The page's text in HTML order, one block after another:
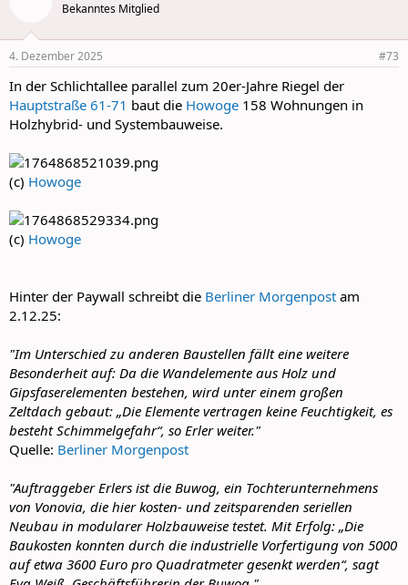
s
Bekanntes Mitglied
4. Dezember 2025 #73
In der Schlichtallee parallel zum 20er-Jahre Riegel der
Hauptstraße 61-71 baut die Howoge 158 Wohnungen in
Holzhybrid- und Systembauweise.
(c) Howoge
(c) Howoge
Hinter der Paywall schreibt die Berliner Morgenpost am
2.12.25:
"Im Unterschied zu anderen Baustellen fällt eine weitere
Besonderheit auf: Da die Wandelemente aus Holz und
Gipsfaserelementen bestehen, wird unter einem großen
Zeltdach gebaut: „Die Elemente vertragen keine Feuchtigkeit, es
besteht Schimmelgefahr“, so Erler weiter."
Quelle: Berliner Morgenpost
"Auftraggeber Erlers ist die Buwog, ein Tochterunternehmens
von Vonovia, die hier kosten- und zeitsparenden seriellen
Neubau in modularer Holzbauweise testet. Mit Erfolg: „Die
Baukosten konnten durch die industrielle Vorfertigung von 5000
auf etwa 3600 Euro pro Quadratmeter gesenkt werden“, sagt